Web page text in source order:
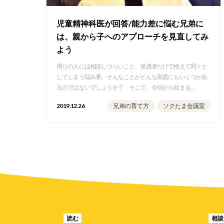
児童精神科医が回答/能力差に悩む兄弟に
は、親から子へのアプローチを見直してみ
よう
周りの人には相談しづらいこと。保護者だけで抱えて悶々と
してしまう悩み事。そんなことがどんな家庭にもいくつかあ
るのではないでしょうか？ そこで、今回から始まる…
2019.12.26 兄弟の育て方 ソクたま会議室
読む 相